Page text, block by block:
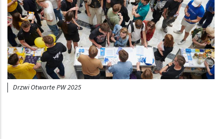
Drzwi Otwarte PW 2025